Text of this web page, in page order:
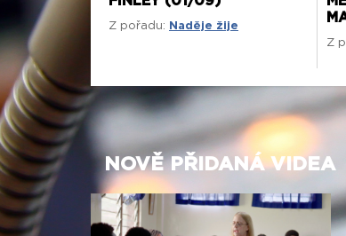
Z pořadu: Naděje žije
Z
NOVĚ PŘIDANÁ VIDEA